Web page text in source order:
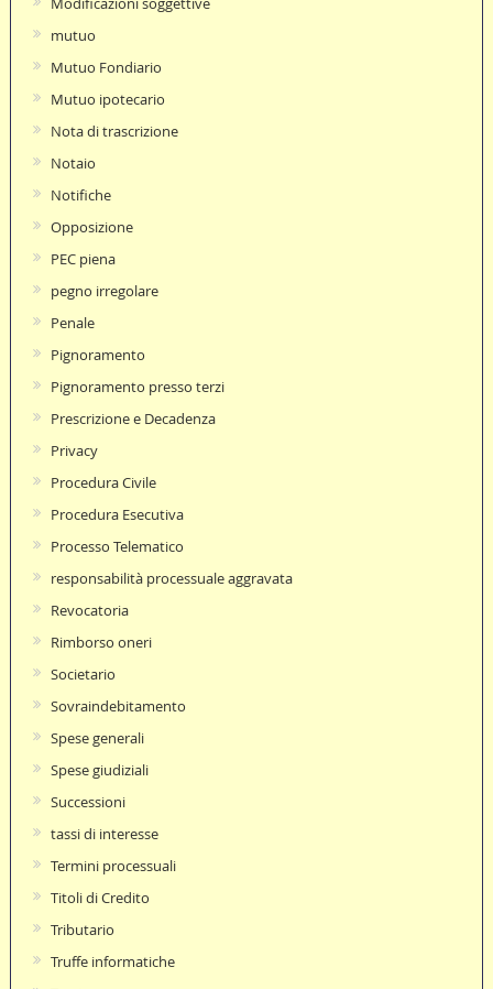
mutuo
Mutuo Fondiario
Mutuo ipotecario
Nota di trascrizione
Notaio
Notifiche
Opposizione
PEC piena
pegno irregolare
Penale
Pignoramento
Pignoramento presso terzi
Prescrizione e Decadenza
Privacy
Procedura Civile
Procedura Esecutiva
Processo Telematico
responsabilità processuale aggravata
Revocatoria
Rimborso oneri
Societario
Sovraindebitamento
Spese generali
Spese giudiziali
Successioni
tassi di interesse
Termini processuali
Titoli di Credito
Tributario
Truffe informatiche